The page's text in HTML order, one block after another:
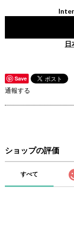
日
Save
通報する
ショップの評価
すべて